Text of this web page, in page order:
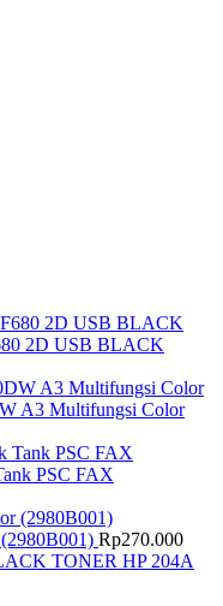
2D USB BLACK
A3 Multifungsi Color
PSC FAX
Rp270.000
TONER HP 204A